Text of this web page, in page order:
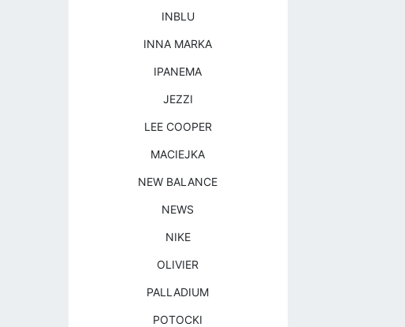
INBLU
INNA MARKA
IPANEMA
JEZZI
LEE COOPER
MACIEJKA
NEW BALANCE
NEWS
NIKE
OLIVIER
PALLADIUM
POTOCKI